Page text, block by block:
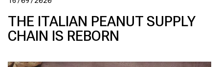
THE ITALIAN PEANUT SUPPLY
CHAIN IS REBORN